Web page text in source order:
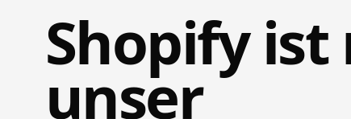
Shopify
unser